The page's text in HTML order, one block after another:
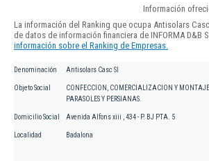
Información
La información del Ranking que ocupa Antisolars
de datos de información financiera de INFORMA D&B
información sobre el Ranking de Empresas.
Denominación Antisolars Casc Sl
Objeto Social
CONFECCION, COMERCIALIZACION Y MONTAJE
PARASOLES Y PERSIANAS.
Domicilio Social Avenida Alfons xiii , 434 - P. BJ PTA. 5
Localidad Badalona